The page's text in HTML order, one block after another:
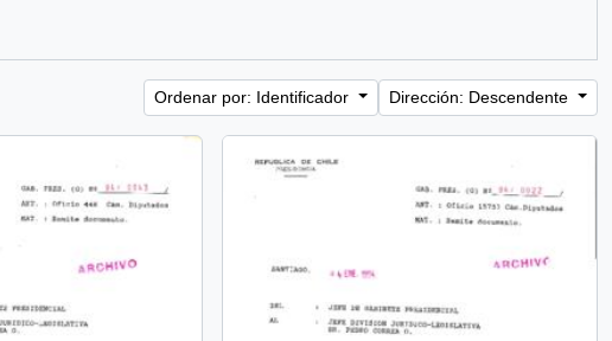
Ordenar por: Identificador Dirección: Descendente